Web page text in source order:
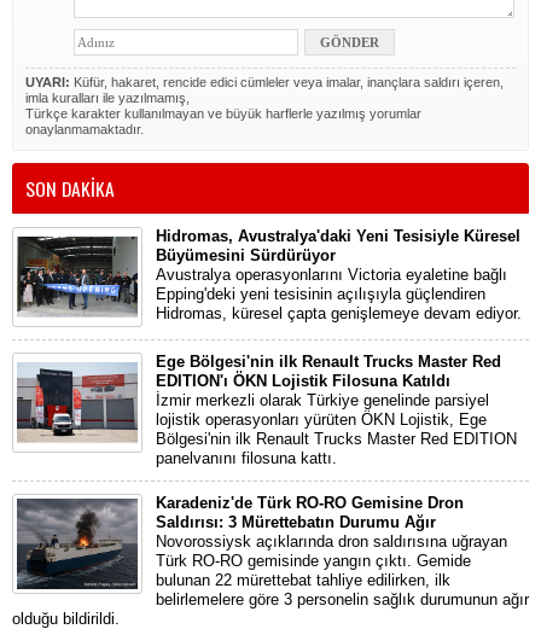
UYARI: Küfür, hakaret, rencide edici cümleler veya imalar, inançlara saldırı içeren,
imla kuralları ile yazılmamış,
Türkçe karakter kullanılmayan ve büyük harflerle yazılmış yorumlar
onaylanmamaktadır.
SON DAKİKA
Hidromas, Avustralya'daki Yeni Tesisiyle Küresel
Büyümesini Sürdürüyor
Avustralya operasyonlarını Victoria eyaletine bağlı
Epping'deki yeni tesisinin açılışıyla güçlendiren
Hidromas, küresel çapta genişlemeye devam ediyor.
Ege Bölgesi'nin ilk Renault Trucks Master Red
EDITION'ı ÖKN Lojistik Filosuna Katıldı
İzmir merkezli olarak Türkiye genelinde parsiyel
lojistik operasyonları yürüten ÖKN Lojistik, Ege
Bölgesi'nin ilk Renault Trucks Master Red EDITION
panelvanını filosuna kattı.
Karadeniz'de Türk RO-RO Gemisine Dron
Saldırısı: 3 Mürettebatın Durumu Ağır
Novorossiysk açıklarında dron saldırısına uğrayan
Türk RO-RO gemisinde yangın çıktı. Gemide
bulunan 22 mürettebat tahliye edilirken, ilk
belirlemelere göre 3 personelin sağlık durumunun ağır
olduğu bildirildi.